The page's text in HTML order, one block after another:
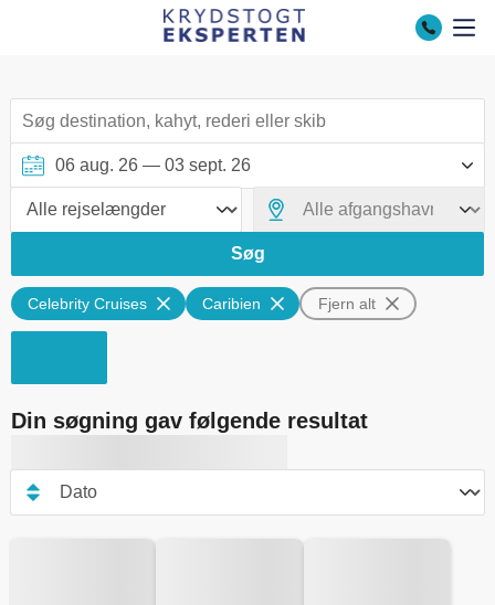
Søg
Celebrity Cruises Caribien Fjern alt
Din søgning gav følgende resultat